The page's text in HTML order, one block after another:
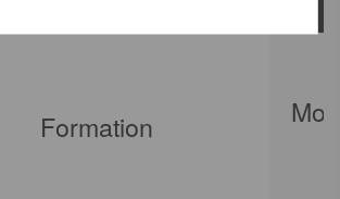
Formation